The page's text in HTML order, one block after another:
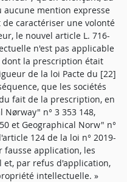
aucune mention expresse
caractériser une volonté
le nouvel article L. 716-
n'est pas applicable
la prescription était
de la loi Pacte du [22]
que les sociétés
fait de la prescription, en
n° 3 353 148,
et Geographical Norw" n°
124 de la loi n° 2019-
fausse application, les
et, par refus d'application,
intellectuelle. »